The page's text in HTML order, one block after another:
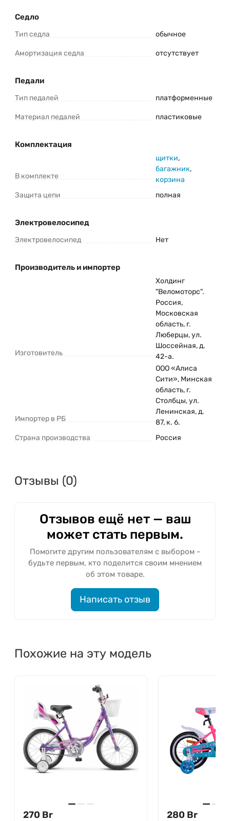
Седло
Тип седла обычное
Амортизация седла отсутствует
Педали
Тип педалей платформенные
Материал педалей пластиковые
Комплектация
В комплекте
щитки,
багажник,
корзина
Защита цепи
полная
Электровелосипед
Электровелосипед Нет
Производитель и импортер
Изготовитель
Холдинг
"Веломоторс".
Россия,
Московская
область, г.
Люберцы, ул.
Шоссейная, д.
42-а.
Импортер в РБ
ООО «Алиса
Сити», Минская
область, г.
Столбцы, ул.
Ленинская, д.
87, к. 6.
Страна производства
Россия
Отзывы (0)
Отзывов ещё нет — ваш
может стать первым.
Помогите другим пользователям с выбором -
будьте первым, кто поделится своим мнением
об этом товаре.
Написать отзыв
Похожие на эту модель
270 Br 280 Br